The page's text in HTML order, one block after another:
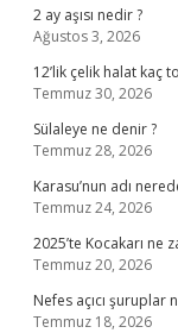
2 ay aşısı nedir ?
Ağustos 3, 2026
12’lik çelik halat kaç
Temmuz 30, 2026
Sülaleye ne denir ?
Temmuz 28, 2026
Karasu’nun adı
Temmuz 24, 2026
2025’te Kocakarı ne
Temmuz 20, 2026
Nefes açıcı şuruplar
Temmuz 18, 2026